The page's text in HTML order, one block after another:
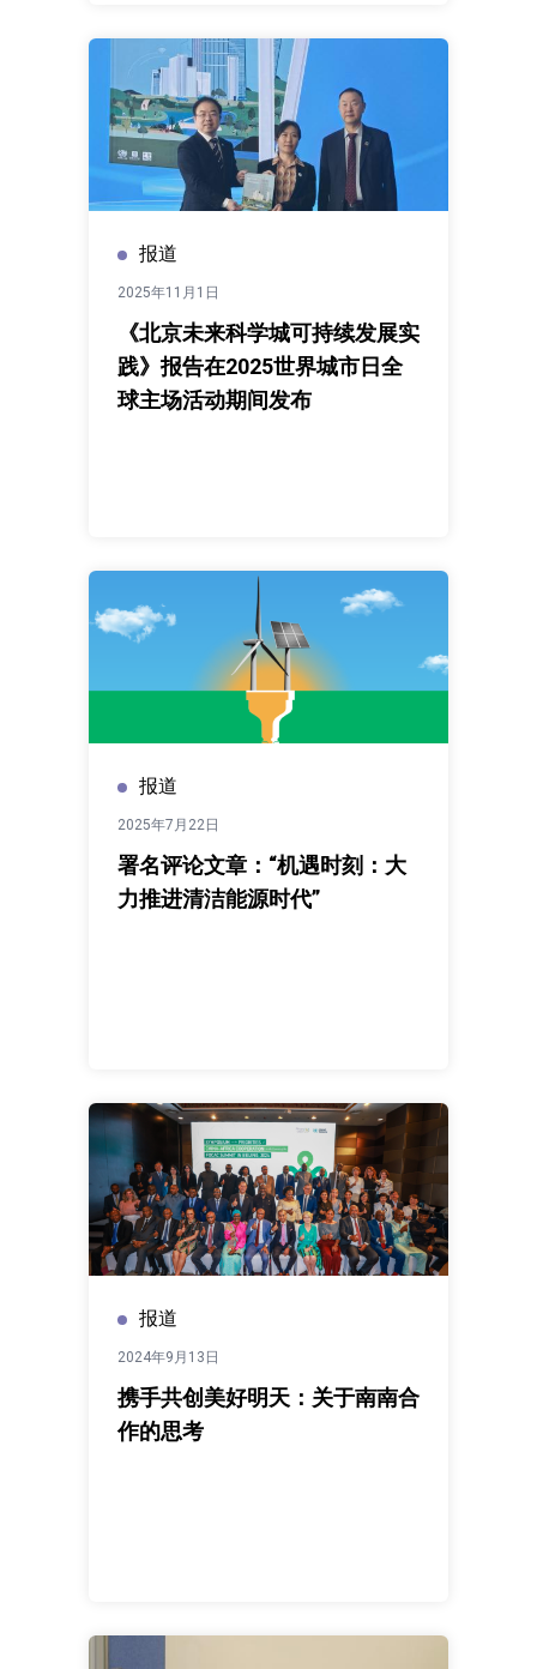
报道
2025年11月1日
《北京未来科学城可持续发展实
践》报告在2025世界城市日全
球主场活动期间发布
报道
2025年7月22日
署名评论文章：“机遇时刻：大
力推进清洁能源时代”
报道
2024年9月13日
携手共创美好明天：关于南南合
作的思考